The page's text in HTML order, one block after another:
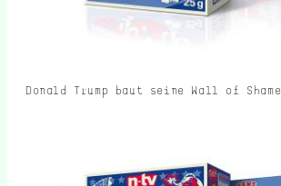
Donald Trump baut seine Wall of Shame